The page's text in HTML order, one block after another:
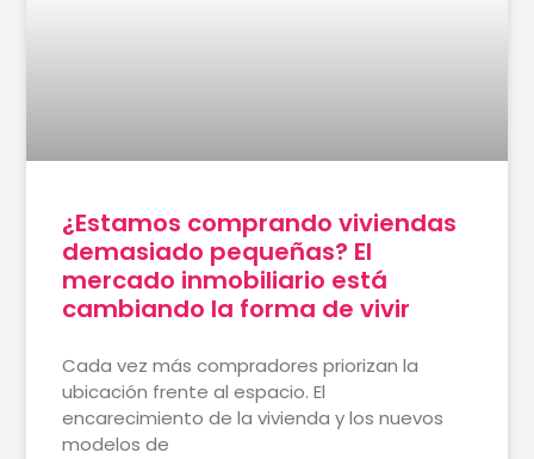
¿Estamos comprando viviendas
demasiado pequeñas? El
mercado inmobiliario está
cambiando la forma de vivir
Cada vez más compradores priorizan la
ubicación frente al espacio. El
encarecimiento de la vivienda y los nuevos
modelos de